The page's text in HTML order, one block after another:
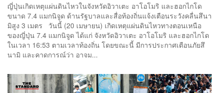
ญี่ปุ่นเกิดเหตุแผ่นดินไหวในจังหวัดอิวาเตะ อาโอโมริ และฮอกไกโด
ขนาด 7.4 แมกนิจูด ด้านรัฐบาลและสื่อท้องถิ่นแจ้งเตือนระวังคลื่นสึนา
มิสูง 3 เมตร วันนี้ (20 เมษายน) เกิดเหตุแผ่นดินไหวทางตอนเหนือ
ของญี่ปุ่น 7.4 แมกนิจูด ได้แก่ จังหวัดอิวาเตะ อาโอโมริ และฮอกไกโด
ในเวลา 16:53 ตามเวลาท้องถิ่น โดยขณะนี้ มีการประกาศเตือนภัยสึ
นามิ และคาดการณ์ว่า อาจม...